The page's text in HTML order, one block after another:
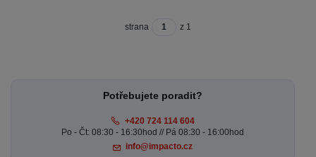
strana z 1
Potřebujete poradit?
+420 724 114 604
Po - Čt: 08:30 - 16:30hod // Pá 08:30 - 16:00hod
info@impacto.cz